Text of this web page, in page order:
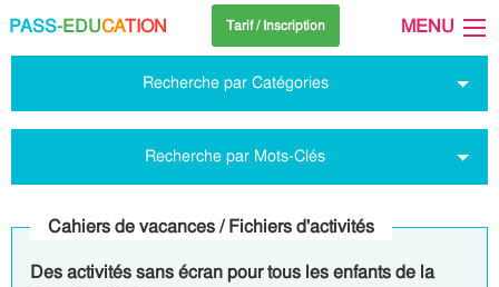
PASS-EDUCATION Tarif / Inscription MENU
Recherche par Catégories
Recherche par Mots-Clés
Cahiers de vacances / Fichiers d'activités
Des activités sans écran pour tous les enfants de la